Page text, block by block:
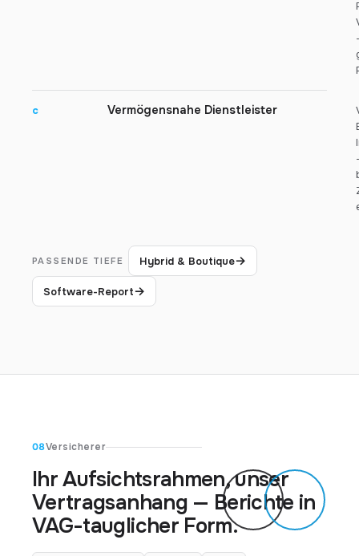
c Vermögensnahe Dienstleister
PASSENDE TIEFE Hybrid & Boutique→
Software-Report→
08Versicherer
Ihr Aufsichtsrahmen, unser
Vertragsanhang — Berichte in
VAG-tauglicher Form.